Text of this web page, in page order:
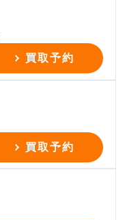
買取予約
買取予約